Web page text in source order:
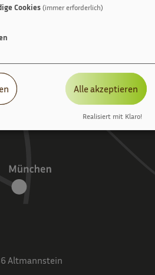
Altmannstein
Cookies (immer erforderlich)
Alle akzeptieren
Realisiert mit Klaro!